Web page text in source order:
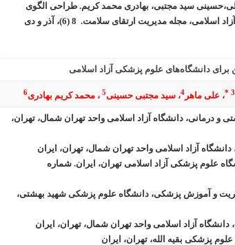
سید مجتبی، بهادری محمد کریم. طراحی الگوی
دانشگاه کار آفرین برای دانشگاه های علوم پزشکی آزاد اسلامی، مجله مدیریت ارتقای سلامت. 8 (6)، آذر و دی
برای دانشگاه‌های علوم پزشکی آزاد اسلامی
، علی ماهر4، سید مجتبی حسینی5 ، محمد کريم بهادری6
درمانی، دانشگاه آزاد اسلامی واحد تهران شمال، تهران،
علوم پزشکی آزاد اسلامی تهران، ایران. شماره
و آموزش پزشکی، دانشگاه علوم پزشکی شهید بهشتی،